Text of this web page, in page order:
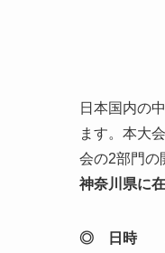
日本国内の
ます。本大
会の2部門の
神奈川県に
◎ 日時